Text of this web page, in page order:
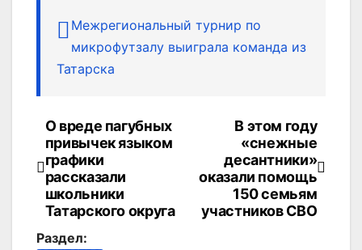
Межрегиональный турнир по
микрофутзалу выиграла команда из
Татарска
Навигация
по
записям
В этом году
«снежные
десантники»
оказали помощь
150 семьям
участников СВО
О вреде пагубных
привычек языком
графики
рассказали
школьники
Татарского округа
Раздел: